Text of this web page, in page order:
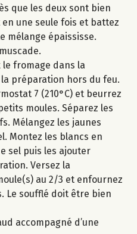
que les deux sont bien
une seule fois et battez
mélange épaississe.
le fromage dans la
préparation hors du feu.
7 (210°C) et beurrez
moules. Séparez les
Mélangez les jaunes
Montez les blancs en
sel puis les ajouter
Versez la
au 2/3 et enfournez
Le soufflé doit être bien
accompagné d’une